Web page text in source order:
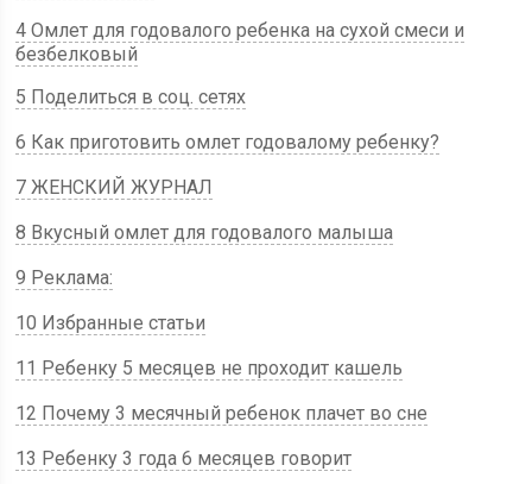
4 Омлет для годовалого ребенка на сухой смеси и
безбелковый
5 Поделиться в соц. сетях
6 Как приготовить омлет годовалому ребенку?
7 ЖЕНСКИЙ ЖУРНАЛ
8 Вкусный омлет для годовалого малыша
9 Реклама:
10 Избранные статьи
11 Ребенку 5 месяцев не проходит кашель
12 Почему 3 месячный ребенок плачет во сне
13 Ребенку 3 года 6 месяцев говорит